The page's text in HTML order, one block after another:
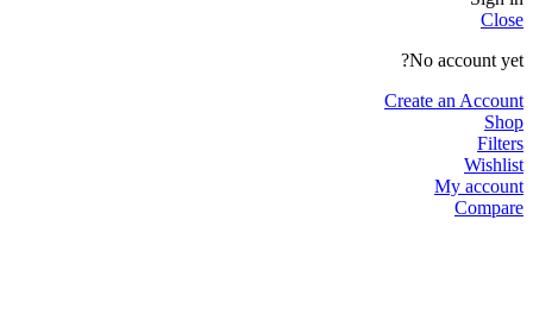
Close
No account yet?
Create an Account
Shop
Filters
Wishlist
My account
Compare